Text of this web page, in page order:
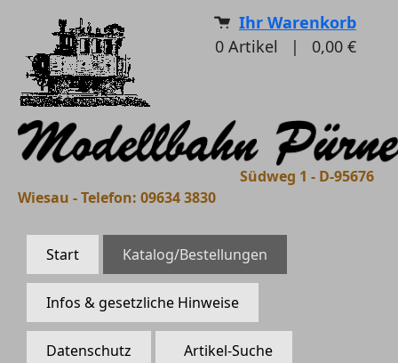
Südweg 1 - D-95676
Wiesau - Telefon: 09634 3830
Ihr Warenkorb
0Artikel | 0,00 €
Start Katalog/Bestellungen
Infos & gesetzliche Hinweise
Datenschutz Artikel-Suche